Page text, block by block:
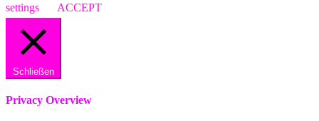
settings
ACCEPT
Schließen
Privacy Overview